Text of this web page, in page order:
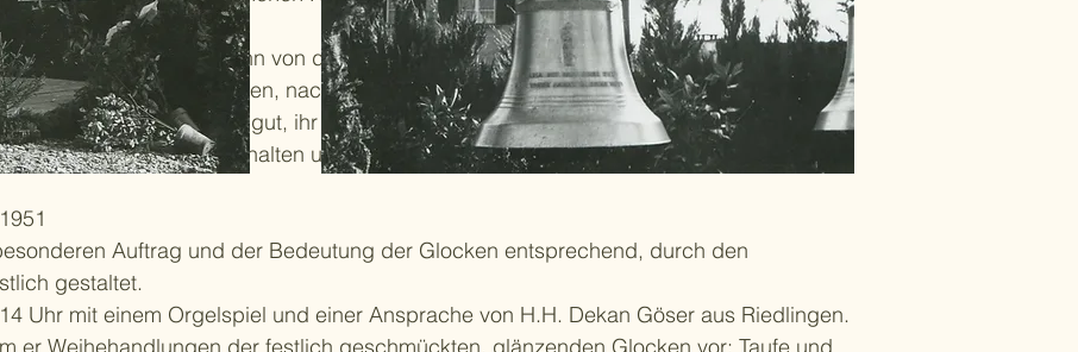
wurden 1951 in Heilbronn von der Firma Bachert gefertigt.
wird geschrieben, nach dem Gutachten des Glockensachverständigen seien
überdurchschnittlich gut, ihr Guss- und Klangbild sei hochbefriedigend.
drei Schwestern erhalten und zwar in fis’, gis’ und h’.
Auftrag und der Bedeutung der Glocken entsprechend, durch den
gestaltet.
Uhr mit einem Orgelspiel und einer Ansprache von H.H. Dekan Göser aus Riedlingen.